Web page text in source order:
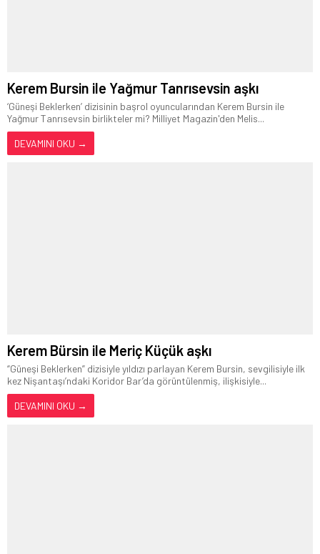
Kerem Bursin ile Yağmur Tanrısevsin aşkı
‘Güneşi Beklerken’ dizisinin başrol oyuncularından Kerem Bursin ile
Yağmur Tanrısevsin birlikteler mi? Milliyet Magazin'den Melis...
DEVAMINI OKU →
Kerem Bürsin ile Meriç Küçük aşkı
“Güneşi Beklerken” dizisiyle yıldızı parlayan Kerem Bursin, sevgilisiyle ilk
kez Nişantaşı’ndaki Koridor Bar’da görüntülenmiş, ilişkisiyle...
DEVAMINI OKU →